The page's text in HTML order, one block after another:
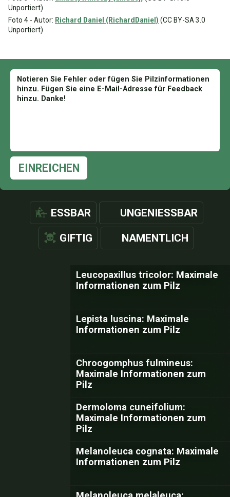
Unportiert)
Foto 4 - Autor: Richard Daniel (RichardDaniel) (CC BY-SA 3.0
Unportiert)
EINREICHEN
ESSBAR UNGENIESSBAR
GIFTIG NAMENTLICH
Leucopaxillus tricolor: Maximale
Informationen zum Pilz
Lepista luscina: Maximale
Informationen zum Pilz
Chroogomphus fulmineus:
Maximale Informationen zum
Pilz
Dermoloma cuneifolium:
Maximale Informationen zum
Pilz
Melanoleuca cognata: Maximale
Informationen zum Pilz